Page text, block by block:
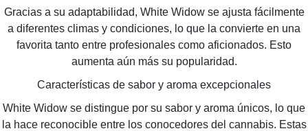
Gracias a su adaptabilidad, White Widow se ajusta fácilmente
a diferentes climas y condiciones, lo que la convierte en una
favorita tanto entre profesionales como aficionados. Esto
aumenta aún más su popularidad.
Características de sabor y aroma excepcionales
White Widow se distingue por su sabor y aroma únicos, lo que
la hace reconocible entre los conocedores del cannabis. Estas